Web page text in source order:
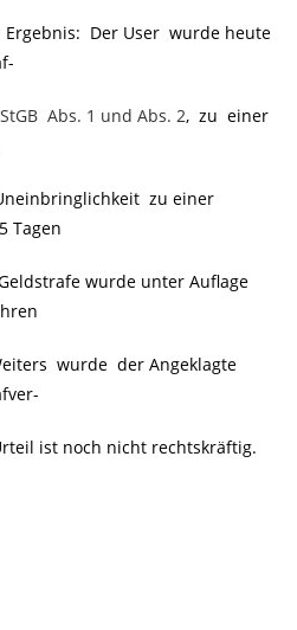
Der User wurde heute
Abs. 1 und Abs. 2, zu einer
zu einer
Tagen
wurde unter Auflage
wurde der Angeklagte
ist noch nicht rechtskräftig.